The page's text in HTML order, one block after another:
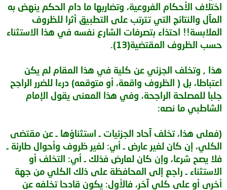
اختلاف الأحكام الفروعية، وتضاربها ما دام الحكم ينهض به
المآل والنتائج التي تترتب على التطبيق أثرا للظروف
الملابسة!! احتذاء بتصرفات الشارع نفسه في هذا الاستثناء
حسب الظروف المقتضية(13).
هذا , وتخلف الجزئي عن كلية في هذا المقام لم يكن
اعتباطا، بل ( الظروف واقعة، أو متوقعه) درءا للضرر الراجح
جلبا للمصلحة الراجحة، وفي هذا المعنى يقول الإمام
الشاطبي ما نصه:
(فعلى هذا، تخلف آحاد الجزئيات ـ استثناؤها ـ عن مقتضى
الكلي، إن كان لغير عارض ـ أي: لغير ظروف وأحوال طارئة ـ
فلا يصح شرعا، وإن كان لعارض فذلك ـ أي: التخلف أو
الاستثناء ـ راجع إلى المحافظة على ذلك الكلي من جهة
أخرى أو على كلي آخر، فالأول: يكون قادحا تخلفه عن